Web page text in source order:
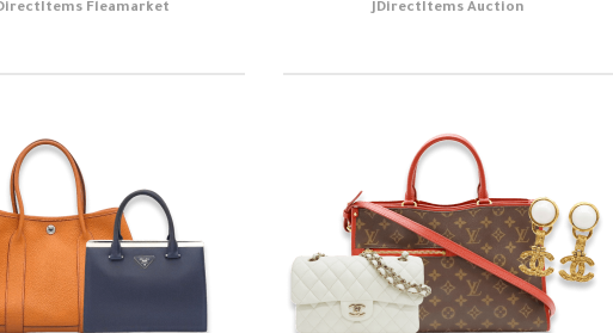
JDirectItems Auction
Fleamarket